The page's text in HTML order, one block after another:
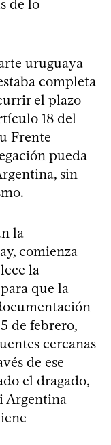
de lo
uruguaya
completa
el plazo
18 del
Frente
pueda
sin
la
comienza
la
que la
de febrero,
cercanas
de ese
el dragado,
Argentina